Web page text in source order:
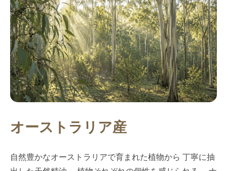
オーストラリア産
自然豊かなオーストラリアで育まれた植物から 丁寧に抽